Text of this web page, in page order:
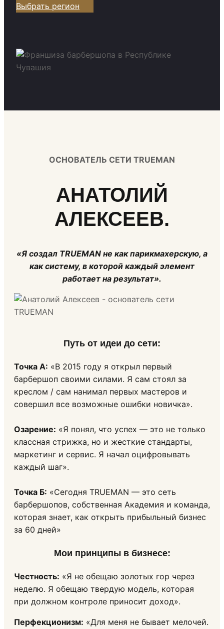
Выбрать регион
ОСНОВАТЕЛЬ СЕТИ TRUEMAN
АНАТОЛИЙ
АЛЕКСЕЕВ.
«Я создал TRUEMAN не как парикмахерскую, а
как систему, в которой каждый элемент
работает на результат».
Путь от идеи до сети:
Точка А: «В 2015 году я открыл первый
барбершоп своими силами. Я сам стоял за
креслом / сам нанимал первых мастеров и
совершил все возможные ошибки новичка».
Озарение: «Я понял, что успех — это не только
классная стрижка, но и жесткие стандарты,
маркетинг и сервис. Я начал оцифровывать
каждый шаг».
Точка Б: «Сегодня TRUEMAN — это сеть
барбершопов, собственная Академия и команда,
которая знает, как открыть прибыльный бизнес
за 60 дней»
Мои принципы в бизнесе:
Честность: «Я не обещаю золотых гор через
неделю. Я обещаю твердую модель, которая
при должном контроле приносит доход».
Перфекционизм: «Для меня не бывает мелочей.